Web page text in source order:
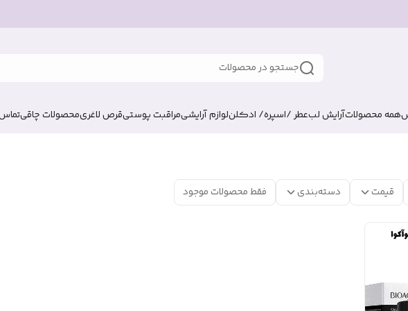
جستجو در محصولات
همه محصولاتآرایش لبعطر /اسپره/ ادکلنلوازم آرایشیمراقبت پوستیقرص لاغریمحصولات چاقیتماس
قیمت دسته‌بندی فقط محصولات موجود